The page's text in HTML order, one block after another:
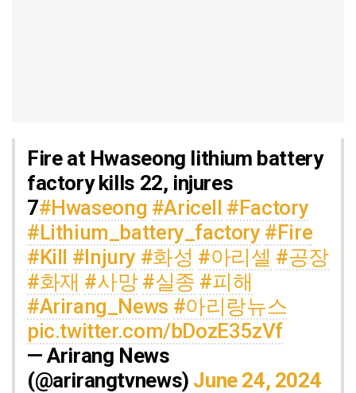
Fire at Hwaseong lithium battery
factory kills 22, injures
7#Hwaseong #Aricell #Factory
#Lithium_battery_factory #Fire
#Kill #Injury #화성 #아리셀 #공장
#화재 #사망 #실종 #피해
#Arirang_News #아리랑뉴스
pic.twitter.com/bDozE35zVf
— Arirang News
(@arirangtvnews) June 24, 2024